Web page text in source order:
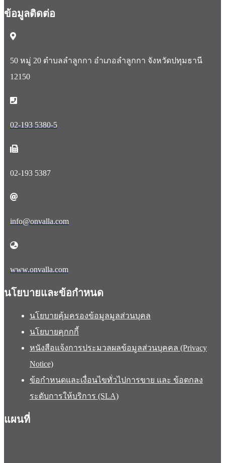
ข้อมูลติดต่อ
50 หมู่ 20 ตำบลลำลูกกา อำเภอลำลูกกา จังหวัดปทุมธานี
12150
02-193 5380-5
02-193 5387
info@onvalla.com
www.onvalla.com
นโยบายและข้อกำหนด
นโยบายคุ้มครองข้อมูลมูลส่วนบุคล
นโยบายคุกกกี้
หนังสือแจ้งการประมวลผลข้อมูลส่วนบุคคล (Privacy
Notice)
ข้อกำหนดและเงื่อนไขทั่วไปการขาย และ ข้อตกลง
ระดับการให้บริการ (SLA)
แผนที่